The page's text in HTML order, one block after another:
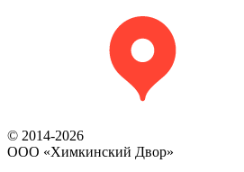
© 2014-2026
OOO «Химкинский Двор»